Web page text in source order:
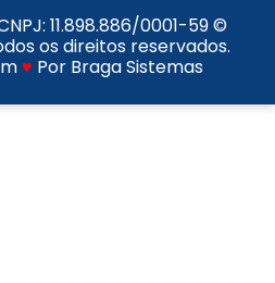
11.898.886/0001-59©
os direitos reservados.
♥ Por Braga Sistemas